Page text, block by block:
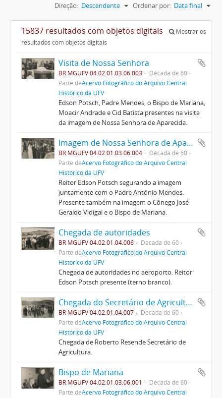
Ordenar por: Data final
Direção: Descendente
15837 resultados com objetos digitais
Mostrar os
resultados com objetos digitais
Visita de Nossa Senhora
BR MGUFV 04.02.01.03.06.003
Década de 60
Parte deAcervo Fotográfico do Arquivo Central
Histórico da UFV
Edson Potsch, Padre Mendes, o Bispo de Mariana,
Moacir Andrade e Cid Batista presentes na visita
da imagem de Nossa Senhora de Aparecida.
Imagem de Nossa Senhora de Aparecida
BR MGUFV 04.02.01.03.06.004
Década de 60
Parte deAcervo Fotográfico do Arquivo Central
Histórico da UFV
Reitor Edson Potsch segurando a imagem
juntamente com o Padre Antônio Mendes.
Presente também na imagem o Cônego José
Geraldo Vidigal e o Bispo de Mariana.
Chegada de autoridades
BR MGUFV 04.02.01.04.006
Década de 60
Parte deAcervo Fotográfico do Arquivo Central
Histórico da UFV
Chegada de autoridades no aeroporto. Reitor
Edson Potsch presente (terno branco).
Chegada do Secretário de Agricultura de MG, Roberto Resende no Campo de Viação da Uremg
BR MGUFV 04.02.01.04.007
Década de 60
Parte deAcervo Fotográfico do Arquivo Central
Histórico da UFV
Chegada de Roberto Resende Secretário de
Agricultura.
Bispo de Mariana
BR MGUFV 04.02.01.03.06.001
Década de 60
Parte deAcervo Fotográfico do Arquivo Central